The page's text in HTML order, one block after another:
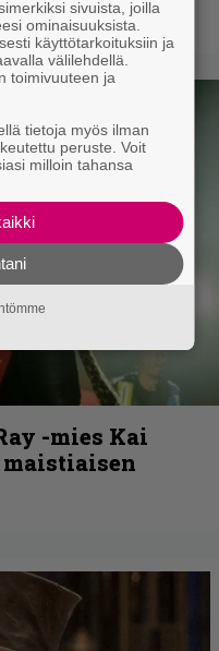
-mies Kai
sivuista, joilla
ominaisuuksista.
käyttötarkoituksiin ja
välilehdellä.
toimivuuteen ja
tietoja myös ilman
peruste. Voit
milloin tahansa